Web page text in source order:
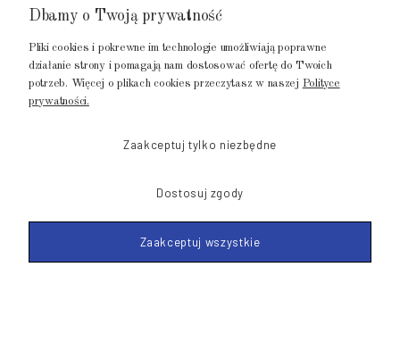
GALERIA METROPOLIA
ul. Jana Kilińskiego 4
80-452 Gdańsk
© 2011-2026 LuksusowySen.pl
Dbamy o Twoją prywatność
Pliki cookies i pokrewne im technologie umożliwiają poprawne
działanie strony i pomagają nam dostosować ofertę do Twoich
potrzeb. Więcej o plikach cookies przeczytasz w naszej Polityce
prywatności.
Zaakceptuj tylko niezbędne
Dostosuj zgody
Zaakceptuj wszystkie